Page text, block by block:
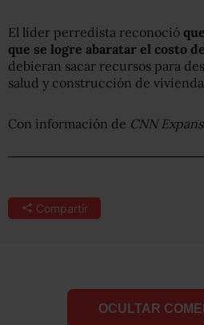
El líder perredista reconoció
que se logre abaratar el costo
debieran sacar recursos para
salud y construcción de
Con información de CNN
Compartir
OCULTAR